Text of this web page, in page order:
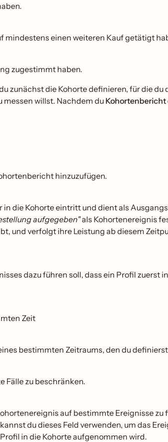
mindestens einen weiteren Kauf getätigt
zugestimmt haben.
zunächst die Kohorte definieren, für die du
messen willst. Nachdem du Kohortenbericht
hinzuzufügen.
in die Kohorte eintritt und dient als
aufgegeben"als Kohortenereignis
und verfolgt ihre Leistung ab diesem
dazu führen soll, dass ein Profil zuerst
Zeit
bestimmten Zeitraums, den du
Fälle zu beschränken.
auf bestimmte Ereignisse zu
du dieses Feld verwenden, um das
in die Kohorte aufgenommen wird.